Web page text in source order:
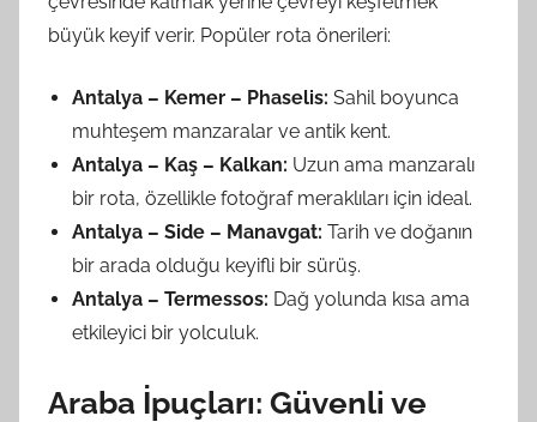
büyük keyif verir. Popüler rota önerileri:
Antalya – Kemer – Phaselis: Sahil boyunca
muhteşem manzaralar ve antik kent.
Antalya – Kaş – Kalkan: Uzun ama manzaralı
bir rota, özellikle fotoğraf meraklıları için ideal.
Antalya – Side – Manavgat: Tarih ve doğanın
bir arada olduğu keyifli bir sürüş.
Antalya – Termessos: Dağ yolunda kısa ama
etkileyici bir yolculuk.
Araba İpuçları: Güvenli ve